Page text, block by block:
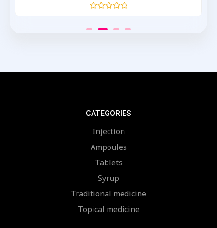
0
CATEGORIES
Injection
Ampoules
Tablets
Syrup
Traditional medicine
Topical medicine